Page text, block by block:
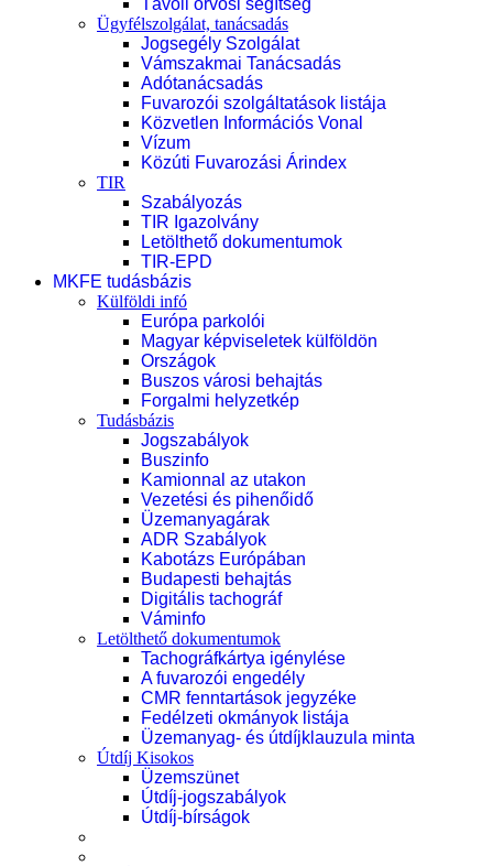
Távoli orvosi segítség
Ügyfélszolgálat, tanácsadás
Jogsegély Szolgálat
Vámszakmai Tanácsadás
Adótanácsadás
Fuvarozói szolgáltatások listája
Közvetlen Információs Vonal
Vízum
Közúti Fuvarozási Árindex
TIR
Szabályozás
TIR Igazolvány
Letölthető dokumentumok
TIR-EPD
MKFE tudásbázis
Külföldi infó
Európa parkolói
Magyar képviseletek külföldön
Országok
Buszos városi behajtás
Forgalmi helyzetkép
Tudásbázis
Jogszabályok
Buszinfo
Kamionnal az utakon
Vezetési és pihenőidő
Üzemanyagárak
ADR Szabályok
Kabotázs Európában
Budapesti behajtás
Digitális tachográf
Váminfo
Letölthető dokumentumok
Tachográfkártya igénylése
A fuvarozói engedély
CMR fenntartások jegyzéke
Fedélzeti okmányok listája
Üzemanyag- és útdíjklauzula minta
Útdíj Kisokos
Üzemszünet
Útdíj-jogszabályok
Útdíj-bírságok